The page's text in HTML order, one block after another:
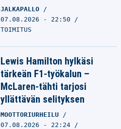
JALKAPALLO
07.08.2026 - 22:50
TOIMITUS
Lewis Hamilton hylkäsi
tärkeän F1-työkalun –
McLaren-tähti tarjosi
yllättävän selityksen
MOOTTORIURHEILU
07.08.2026 - 22:24